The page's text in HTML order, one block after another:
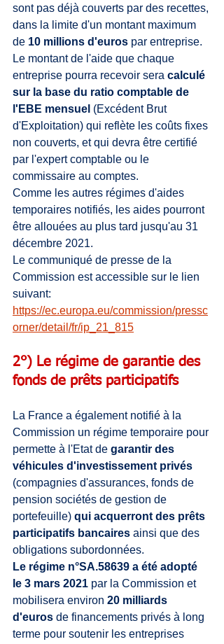
sont pas déjà couverts par des recettes,
dans la limite d'un montant maximum
de 10 millions d'euros par entreprise.
Le montant de l'aide que chaque
entreprise pourra recevoir sera calculé
sur la base du ratio comptable de
l'EBE mensuel (Excédent Brut
d'Exploitation) qui reflète les coûts fixes
non couverts, et qui devra être certifié
par l'expert comptable ou le
commissaire au comptes.
Comme les autres régimes d'aides
temporaires notifiés, les aides pourront
être allouées au plus tard jusqu'au 31
décembre 2021.
Le communiqué de presse de la
Commission est accessible sur le lien
suivant:
https://ec.europa.eu/commission/pressc
orner/detail/fr/ip_21_815
2°) Le régime de garantie des
fonds de prêts participatifs
La France a également notifié à la
Commission un régime temporaire pour
permette à l'Etat de garantir des
véhicules d'investissement privés
(compagnies d'assurances, fonds de
pension sociétés de gestion de
portefeuille) qui acquerront des prêts
participatifs bancaires ainsi que des
obligations subordonnées.
Le régime n°SA.58639 a été adopté
le 3 mars 2021 par la Commission et
mobilisera environ 20 milliards
d'euros de financements privés à long
terme pour soutenir les entreprises